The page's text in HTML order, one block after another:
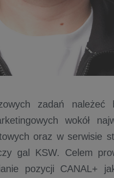
zadań należeć
wokół
oraz w serwisie
gal KSW. Celem
pozycji CANAL+